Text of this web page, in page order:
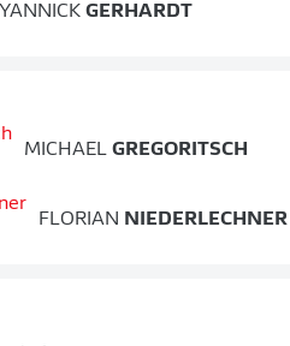
YANNICK GERHARDT
MICHAEL GREGORITSCH
FLORIAN NIEDERLECHNER